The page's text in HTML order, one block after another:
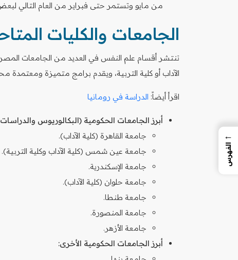
من مايو وتستمر حتى فبراير من العام التالي
الجامعات والكليات
تنتشر أقسام علم النفس في العديد من الجامعات
الآداب أو كلية التربية، ويقدم برامج متميزة ومعتمدة
اقرأ أيضاً: الدراسة في رومانيا
أبرز الجامعات الحكومية (البكالوريوس والدراسات
جامعة القاهرة (كلية الآداب).
جامعة عين شمس (كلية الآداب وكلية التربية).
جامعة الإسكندرية.
جامعة حلوان (كلية الآداب).
جامعة طنطا.
جامعة المنصورة.
جامعة الأزهر.
أبرز الجامعات الحكومية الأخرى:
←
الفهرس